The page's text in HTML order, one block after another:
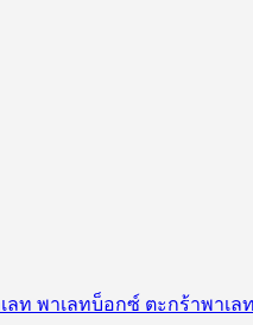
ลท พาเลทบ็อกซ์ ตะกร้าพาเล